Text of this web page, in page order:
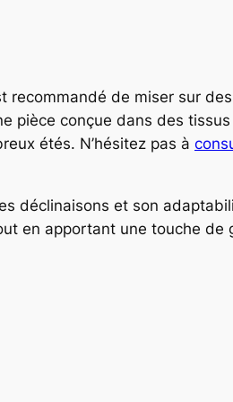
recommandé de miser sur des
pièce conçue dans des tissus
étés. N’hésitez pas à
déclinaisons et son
en apportant une touche de